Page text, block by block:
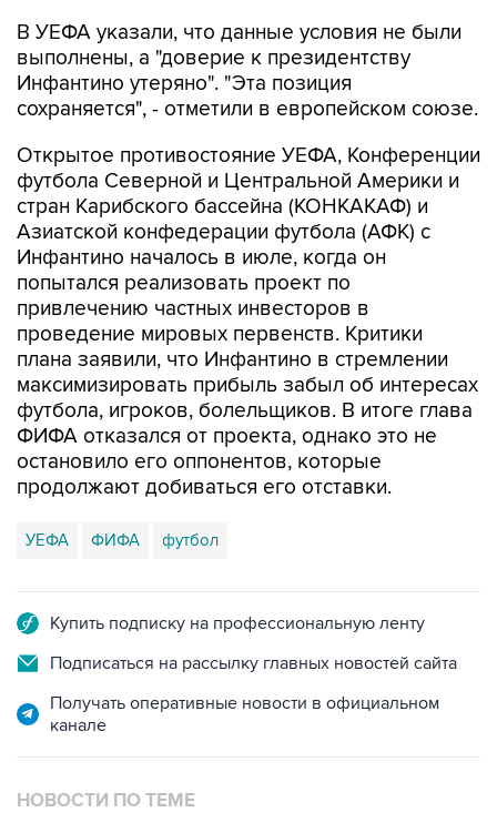
В УЕФА указали, что данные условия не были
выполнены, а "доверие к президентству
Инфантино утеряно". "Эта позиция
сохраняется", - отметили в европейском союзе.
Открытое противостояние УЕФА, Конференции
футбола Северной и Центральной Америки и
стран Карибского бассейна (КОНКАКАФ) и
Азиатской конфедерации футбола (АФК) с
Инфантино началось в июле, когда он
попытался реализовать проект по
привлечению частных инвесторов в
проведение мировых первенств. Критики
плана заявили, что Инфантино в стремлении
максимизировать прибыль забыл об интересах
футбола, игроков, болельщиков. В итоге глава
ФИФА отказался от проекта, однако это не
остановило его оппонентов, которые
продолжают добиваться его отставки.
УЕФА ФИФА футбол
Купить подписку на профессиональную ленту
Подписаться на рассылку главных новостей сайта
Получать оперативные новости в официальном
канале
НОВОСТИ ПО ТЕМЕ